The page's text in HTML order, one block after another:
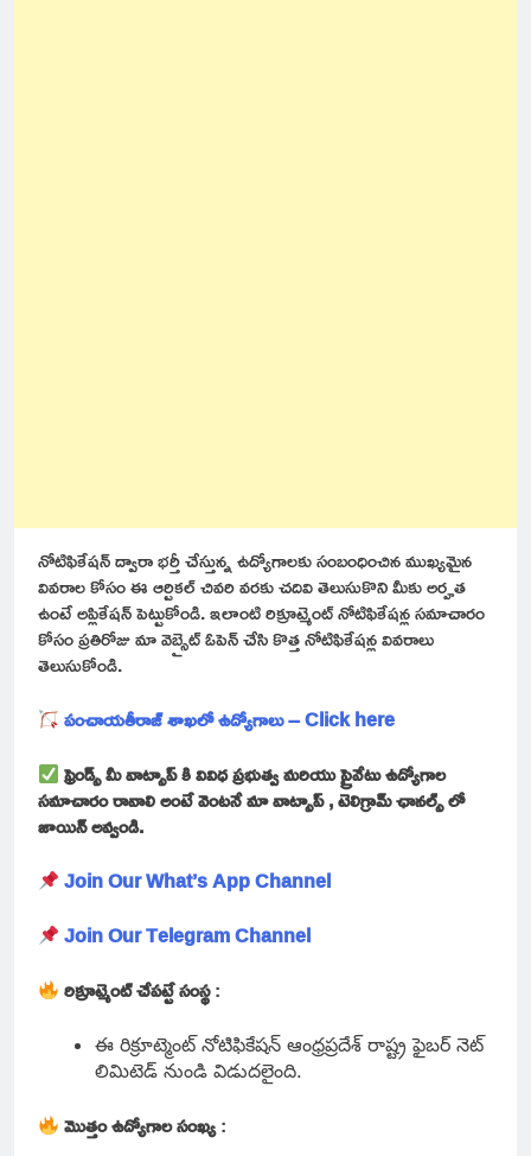
నోటిఫికేషన్ ద్వారా భర్తీ చేస్తున్న ఉద్యోగాలకు సంబంధించిన ముఖ్యమైన
వివరాల కోసం ఈ ఆర్టికల్ చివరి వరకు చదివి తెలుసుకొని మీకు అర్హత
ఉంటే అప్లికేషన్ పెట్టుకోండి. ఇలాంటి రిక్రూట్మెంట్ నోటిఫికేషన్ల సమాచారం
కోసం ప్రతిరోజు మా వెబ్సైట్ ఓపెన్ చేసి కొత్త నోటిఫికేషన్ల వివరాలు
తెలుసుకోండి.
పంచాయతీరాజ్ శాఖలో ఉద్యోగాలు – Click here
ఫ్రెండ్స్ మీ వాట్సాప్ కి వివిధ ప్రభుత్వ మరియు ప్రైవేటు ఉద్యోగాల
సమాచారం రావాలి అంటే వెంటనే మా వాట్సాప్ , టెలిగ్రామ్ ఛానల్స్ లో
జాయిన్ అవ్వండి.
Join Our What’s App Channel
Join Our Telegram Channel
రిక్రూట్మెంట్ చేపట్టే సంస్థ:
ఈ రిక్రూట్మెంట్ నోటిఫికేషన్ ఆంధ్రప్రదేశ్ రాష్ట్ర ఫైబర్ నెట్
లిమిటెడ్ నుండి విడుదలైంది.
మొత్తం ఉద్యోగాల సంఖ్య: